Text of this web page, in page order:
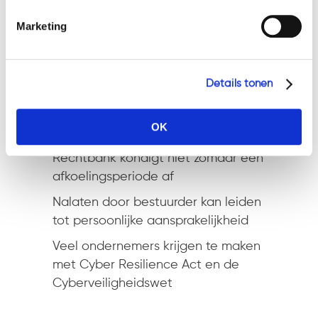
Marketing
Details tonen
OK
Recente berichten
van onderneming
Rechtbank kondigt niet zomaar een
afkoelingsperiode af
Nalaten door bestuurder kan leiden
tot persoonlijke aansprakelijkheid
Veel ondernemers krijgen te maken
met Cyber Resilience Act en de
Cyberveiligheidswet